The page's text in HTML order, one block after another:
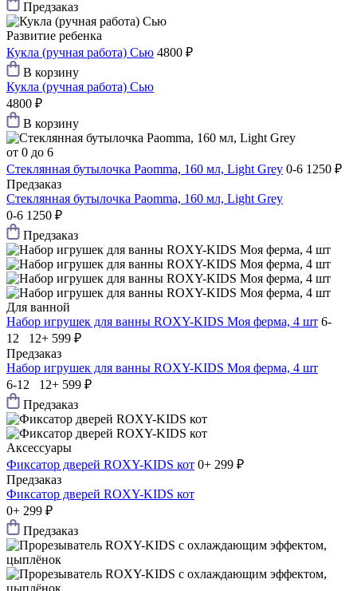
Предзаказ
Развитие ребенка
Кукла (ручная работа) Сью 4800 ₽
В корзину
Кукла (ручная работа) Сью
4800 ₽
В корзину
от 0 до 6
Стеклянная бутылочка Paomma, 160 мл, Light Grey 0-6 1250 ₽
Предзаказ
Стеклянная бутылочка Paomma, 160 мл, Light Grey
0-6 1250 ₽
Предзаказ
Для ванной
Набор игрушек для ванны ROXY-KIDS Моя ферма, 4 шт 6-
12 12+ 599 ₽
Предзаказ
Набор игрушек для ванны ROXY-KIDS Моя ферма, 4 шт
6-12 12+ 599 ₽
Предзаказ
Аксессуары
Фиксатор дверей ROXY-KIDS кот 0+ 299 ₽
Предзаказ
Фиксатор дверей ROXY-KIDS кот
0+ 299 ₽
Предзаказ